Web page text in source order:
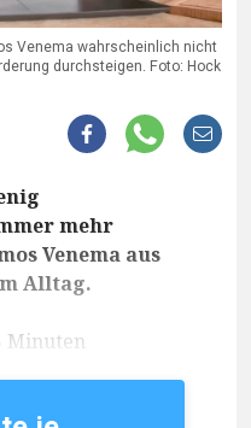
Venema wahrscheinlich nicht
durchsteigen. Foto: Hock
mehr
Venema aus
Alltag.
Minuten